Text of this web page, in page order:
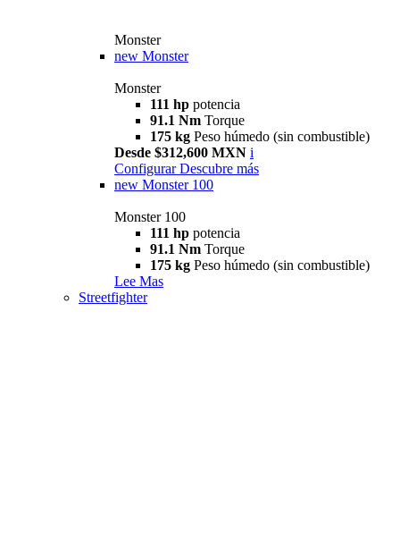
Monster
new Monster
Monster
111 hp potencia
91.1 Nm Torque
175 kg Peso húmedo (sin combustible)
Desde $312,600 MXN i
Configurar Descubre más
new Monster 100
Monster 100
111 hp potencia
91.1 Nm Torque
175 kg Peso húmedo (sin combustible)
Lee Mas
Streetfighter